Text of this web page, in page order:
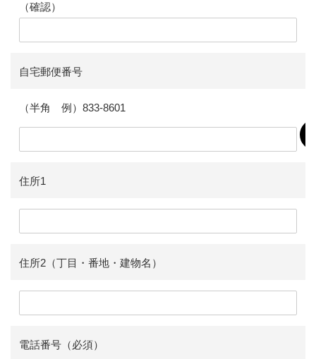
（確認）
自宅郵便番号
（半角 例）833-8601
住所1
住所2（丁目・番地・建物名）
電話番号（必須）